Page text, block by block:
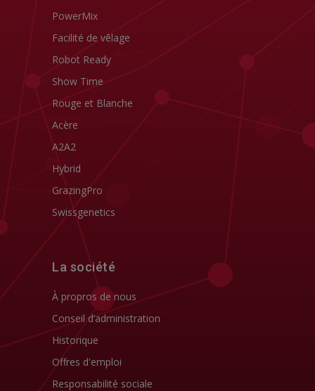
PowerMix
Facilité de vêlage
Robot Ready
Show Time
Rouge et Blanche
Acère
A2A2
Hybrid
GrazingPro
Swissgenetics
La société
À propros de nous
Conseil d’administration
Historique
Offres d'emploi
Responsabilité sociale